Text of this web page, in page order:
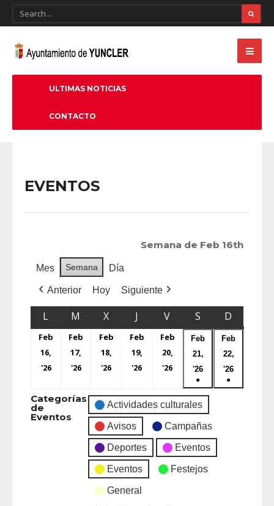
ULTIMAS NOTICIAS
CONTACTO
EVENTOS
Semana de Feb 16th
Mes Semana Día
Anterior Hoy Siguiente
L M X J V S D
Feb
16,
'26
Feb
17,
'26
Feb
18,
'26
Feb
19,
'26
Feb
20,
'26
Feb
21,
'26
●
Feb
22,
'26
●
Categorías
de
Eventos
Actividades culturales
Avisos Campañas
Deportes Eventos
Eventos Festejos
General